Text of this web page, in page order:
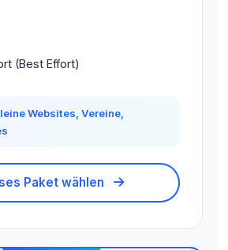
(Best Effort)
Websites, Vereine,
Paket wählen